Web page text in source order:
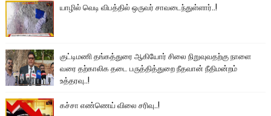
யாழில் வெடி விபத்தில் ஒருவர் சாவடைந்துள்ளார்..!
குட்டிமணி தங்கத்துரை ஆகியோர் சிலை நிறுவுவதற்கு நாளை
வரை தற்காலிக தடை பருத்தித்துறை நீதவான் நீதிமன்றம்
உத்தரவு..!
கச்சா எண்ணெய் விலை சரிவு..!